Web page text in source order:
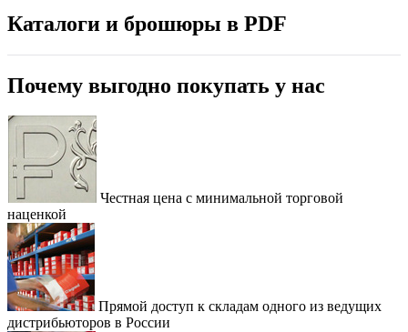
Каталоги и брошюры в PDF
Почему выгодно покупать у нас
Честная цена с минимальной торговой
наценкой
Прямой доступ к складам одного из ведущих
дистрибьюторов в России